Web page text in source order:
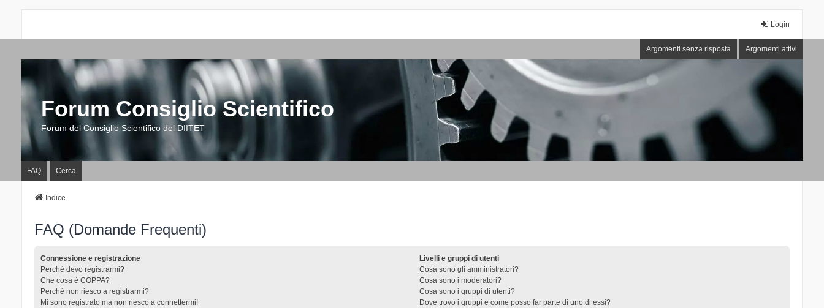
Login
Argomenti senza risposta Argomenti attivi
Forum Consiglio Scientifico
Forum del Consiglio Scientifico del DIITET
FAQ Cerca
Indice
FAQ (Domande Frequenti)
Connessione e registrazione
Perché devo registrarmi?
Che cosa è COPPA?
Perché non riesco a registrarmi?
Mi sono registrato ma non riesco a connettermi!
Livelli e gruppi di utenti
Cosa sono gli amministratori?
Cosa sono i moderatori?
Cosa sono i gruppi di utenti?
Dove trovo i gruppi e come posso far parte di uno di essi?